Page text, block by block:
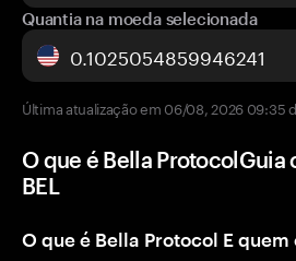
Quantia na moeda selecionada
Última atualização em 06/08, 2026 09:35
O que é Bella ProtocolGuia
BEL
O que é Bella Protocol E quem